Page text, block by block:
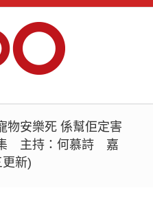
物安樂死 係幫佢定害
主持：何慕詩 嘉
新)